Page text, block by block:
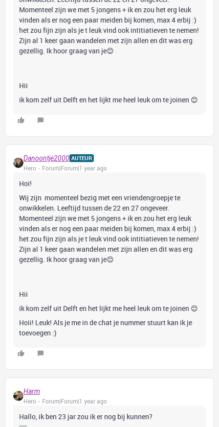
Momenteel zijn we met 5 jongens + ik en zou het erg leuk
vinden als er nog een paar meiden bij komen, max 4 erbij :)
het zou fijn zijn als je t leuk vind ook intitiatieven te nemen!
Zijn al 1 keer gaan wandelen met zijn allen en dit was erg
gezellig. Ik hoor graag van je😊
Hii
ik kom zelf uit Delft en het lijkt me heel leuk om te joinen 😊
Danoontje2000 AUTEUR
Hero Forum|Forum|1 year ago
Hoi!
Wij zijn momenteel bezig met een vriendengroepje te
onwikkelen. Leeftijd tussen de 22 en 27 ongeveer.
Momenteel zijn we met 5 jongens + ik en zou het erg leuk
vinden als er nog een paar meiden bij komen, max 4 erbij :)
het zou fijn zijn als je t leuk vind ook intitiatieven te nemen!
Zijn al 1 keer gaan wandelen met zijn allen en dit was erg
gezellig. Ik hoor graag van je😊
Hii
ik kom zelf uit Delft en het lijkt me heel leuk om te joinen 😊
Hoii! Leuk! Als je me in de chat je nummer stuurt kan ik je
toevoegen :)
Harm
Hero
Forum|Forum|1 year ago
Hallo, ik ben 23 jar zou ik er nog bij kunnen?